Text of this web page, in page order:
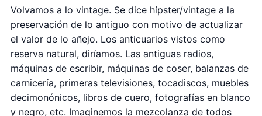
Volvamos a lo vintage. Se dice hípster/vintage a la
preservación de lo antiguo con motivo de actualizar
el valor de lo añejo. Los anticuarios vistos como
reserva natural, diríamos. Las antiguas radios,
máquinas de escribir, máquinas de coser, balanzas de
carnicería, primeras televisiones, tocadiscos, muebles
decimonónicos, libros de cuero, fotografías en blanco
y negro, etc. Imaginemos la mezcolanza de todos